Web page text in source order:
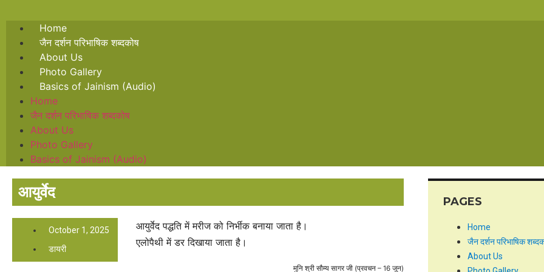
Home
जैन दर्शन परिभाषिक शब्दकोष
About Us
Photo Gallery
Basics of Jainism (Audio)
Home
जैन दर्शन परिभाषिक शब्दकोष
About Us
Photo Gallery
Basics of Jainism (Audio)
आयुर्वेद
October 1, 2025
डायरी
आयुर्वेद पद्धति में मरीज को निर्भीक बनाया जाता है।
एलोपैथी में डर दिखाया जाता है।
मुनि श्री सौम्य सागर जी (प्रवचन – 16 जून)
PAGES
Home
जैन दर्शन परिभाषिक
About Us